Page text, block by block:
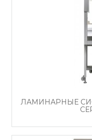
ЛАМИНАРНЫЕ